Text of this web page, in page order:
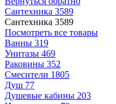
Сантехника 3589
Сантехника 3589
Посмотреть все товары
Ванны 319
Унитазы 469
Раковины 352
Смесители 1805
Душ 77
Душевые кабины 203